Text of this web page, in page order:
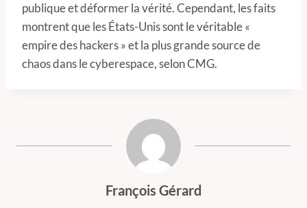
publique et déformer la vérité. Cependant, les faits
montrent que les États-Unis sont le véritable «
empire des hackers » et la plus grande source de
chaos dans le cyberespace, selon CMG.
François Gérard